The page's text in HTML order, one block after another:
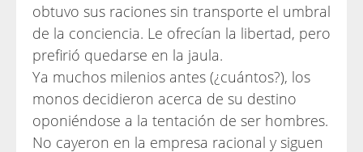
obtuvo sus raciones sin transporte el umbral
de la conciencia. Le ofrecían la libertad, pero
prefirió quedarse en la jaula.
Ya muchos milenios antes (¿cuántos?), los
monos decidieron acerca de su destino
oponiéndose a la tentación de ser hombres.
No cayeron en la empresa racional y siguen